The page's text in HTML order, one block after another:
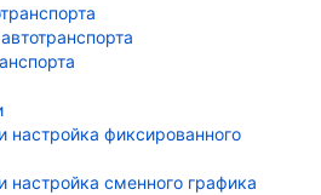
настройка фиксированного
настройка сменного графика